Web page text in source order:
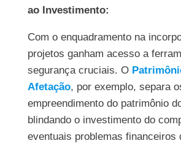
ao Investimento:
Com o enquadramento na
projetos ganham acesso a
segurança cruciais. O
Afetação, por exemplo, separa
empreendimento do patrimônio
blindando o investimento do
eventuais problemas financeiros